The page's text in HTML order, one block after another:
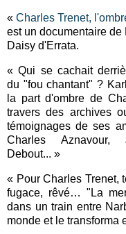
« Charles Trenet,
est un documentaire de
Daisy d'Errata.
« Qui se cachait
du "fou chantant" ?
la part d'ombre de
travers des archives
témoignages de ses
Charles Aznavour,
Debout... »
« Pour Charles Trenet,
fugace, rêvé… "La
dans un train entre
monde et le transforma